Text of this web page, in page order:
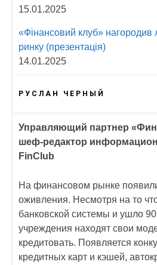
15.01.2025
«Фінансовий клуб» нагородив
ринку (презентація)
14.01.2025
РУСЛАН ЧЕРНЫЙ
Управляющий партнер
шеф-редактор
FinClub
На финансовом рынке
оживления. Несмотря на то
банковской системы и ушло
учреждения находят свои
кредитовать. Появляется
кредитных карт и кэшей,